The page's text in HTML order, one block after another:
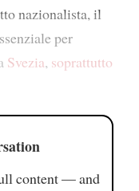
nazionalista, il
per
Svezia, soprattutto
content — and